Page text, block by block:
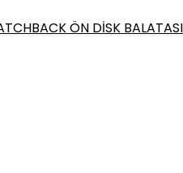
ÖN DİSK BALATASI